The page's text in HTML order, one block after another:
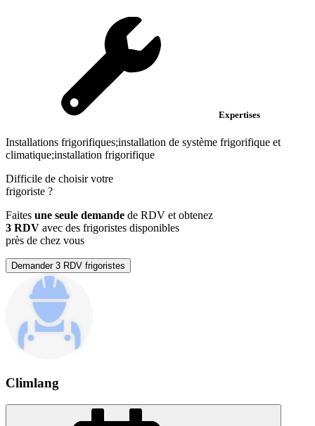
Expertises
Installations frigorifiques;installation de système frigorifique et
climatique;installation frigorifique
Difficile de choisir votre
frigoriste ?
Faites une seule demande de RDV et obtenez
3 RDV avec des frigoristes disponibles
près de chez vous
Demander 3 RDV frigoristes
Climlang